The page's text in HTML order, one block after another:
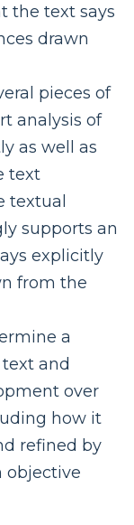
the text says
drawn
pieces of
analysis of
as well as
text
textual
supports an
explicitly
from the
a
and
over
how it
refined by
objective